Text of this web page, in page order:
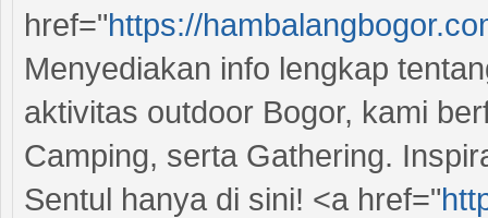
href="https://
Menyediakan info lengkap
aktivitas outdoor Bogor, kami
Camping, serta Gathering.
Sentul hanya di sini! <a href="